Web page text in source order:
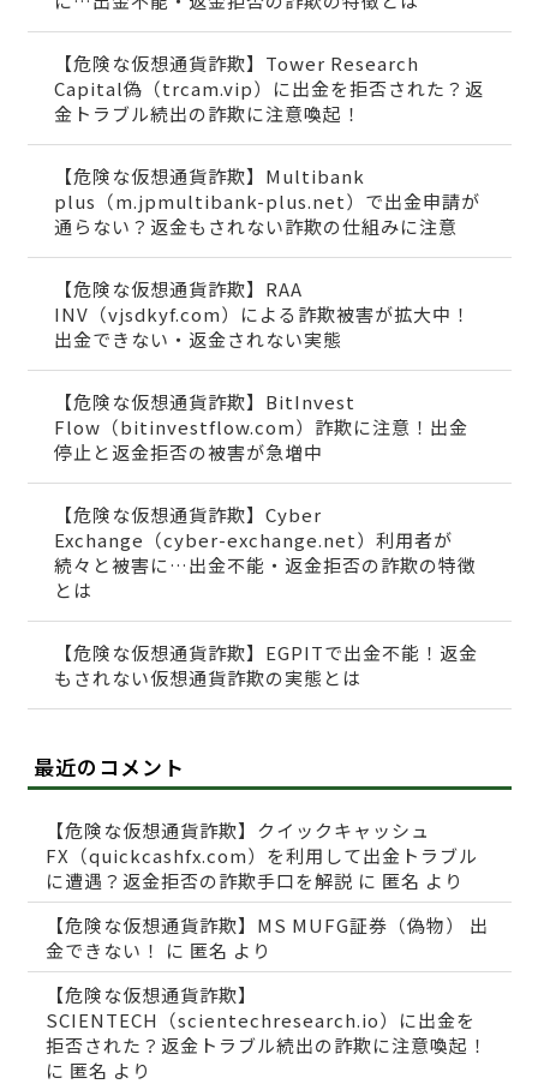
【危険な仮想通貨詐欺】Tower Research
Capital偽（trcam.vip）に出金を拒否された？返
金トラブル続出の詐欺に注意喚起！
【危険な仮想通貨詐欺】Multibank
plus（m.jpmultibank-plus.net）で出金申請が
通らない？返金もされない詐欺の仕組みに注意
【危険な仮想通貨詐欺】RAA
INV（vjsdkyf.com）による詐欺被害が拡大中！
出金できない・返金されない実態
【危険な仮想通貨詐欺】BitInvest
Flow（bitinvestflow.com）詐欺に注意！出金
停止と返金拒否の被害が急増中
【危険な仮想通貨詐欺】Cyber
Exchange（cyber-exchange.net）利用者が
続々と被害に…出金不能・返金拒否の詐欺の特徴
とは
【危険な仮想通貨詐欺】EGPITで出金不能！返金
もされない仮想通貨詐欺の実態とは
最近のコメント
【危険な仮想通貨詐欺】クイックキャッシュ
FX（quickcashfx.com）を利用して出金トラブル
に遭遇？返金拒否の詐欺手口を解説 に 匿名 より
【危険な仮想通貨詐欺】MS MUFG証券（偽物） 出
金できない！
に 匿名 より
【危険な仮想通貨詐欺】
SCIENTECH（scientechresearch.io）に出金を
拒否された？返金トラブル続出の詐欺に注意喚起！
に 匿名 より